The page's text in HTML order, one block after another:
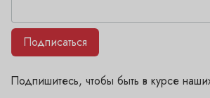
Подпишитесь, чтобы быть в курсе
Подписаться